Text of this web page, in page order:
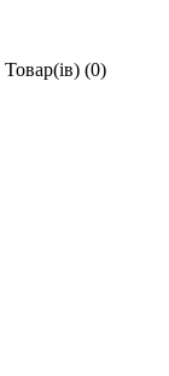
Товар(iв) (0)